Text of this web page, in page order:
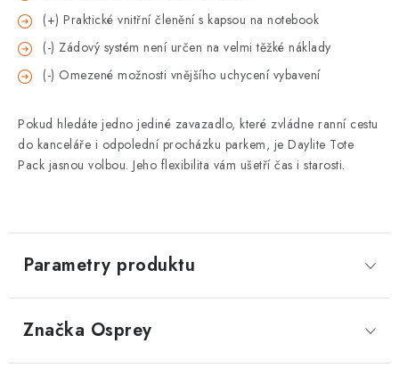
(+) Praktické vnitřní členění s kapsou na notebook
(-) Zádový systém není určen na velmi těžké náklady
(-) Omezené možnosti vnějšího uchycení vybavení
Pokud hledáte jedno jediné zavazadlo, které zvládne ranní cestu
do kanceláře i odpolední procházku parkem, je Daylite Tote
Pack jasnou volbou. Jeho flexibilita vám ušetří čas i starosti.
Parametry produktu
Značka Osprey